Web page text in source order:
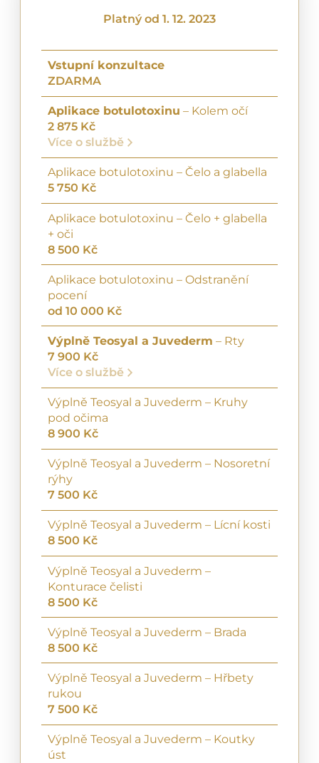
Platný od 1. 12. 2023
Vstupní konzultace
ZDARMA
Aplikace botulotoxinu – Kolem očí
Více o službě
2 875 Kč
Aplikace botulotoxinu – Čelo a glabella
5 750 Kč
Aplikace botulotoxinu – Čelo + glabella
+ oči
8 500 Kč
Aplikace botulotoxinu – Odstranění
pocení
od 10 000 Kč
Výplně Teosyal a Juvederm – Rty
Více o službě
7 900 Kč
Výplně Teosyal a Juvederm – Kruhy
pod očima
8 900 Kč
Výplně Teosyal a Juvederm – Nosoretní
rýhy
7 500 Kč
Výplně Teosyal a Juvederm – Lícní kosti
8 500 Kč
Výplně Teosyal a Juvederm –
Konturace čelisti
8 500 Kč
Výplně Teosyal a Juvederm – Brada
8 500 Kč
Výplně Teosyal a Juvederm – Hřbety
rukou
7 500 Kč
Výplně Teosyal a Juvederm – Koutky
úst